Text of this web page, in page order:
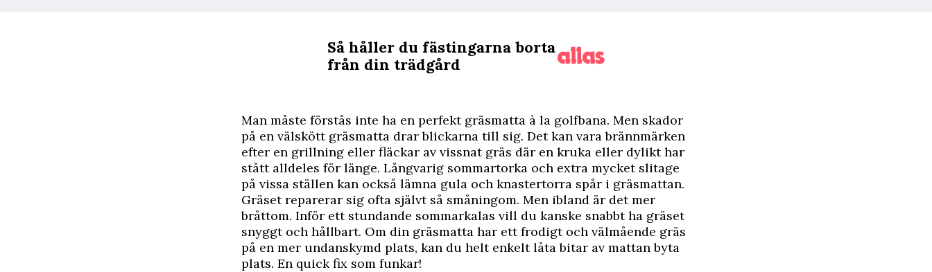
Så håller du fästingarna borta
från din trädgård
Man måste förstås inte ha en perfekt gräsmatta à la golfbana. Men skador
på en välskött ­gräsmatta drar blickarna till sig. Det kan vara brännmärken
efter en grillning eller fläckar av vissnat gräs där en kruka eller dylikt har
stått alldeles för länge. Långvarig sommartorka och extra mycket slitage
på vissa ställen kan också lämna gula och knastertorra spår i gräsmattan.
Gräset reparerar sig ofta självt så småningom. Men ibland är det mer
bråttom. Inför ett stundande sommarkalas vill du kanske snabbt ha gräset
snyggt och hållbart. Om din gräsmatta har ett frodigt och välmående gräs
på en mer undanskymd plats, kan du helt enkelt låta bitar av mattan byta
plats. En quick fix som funkar!